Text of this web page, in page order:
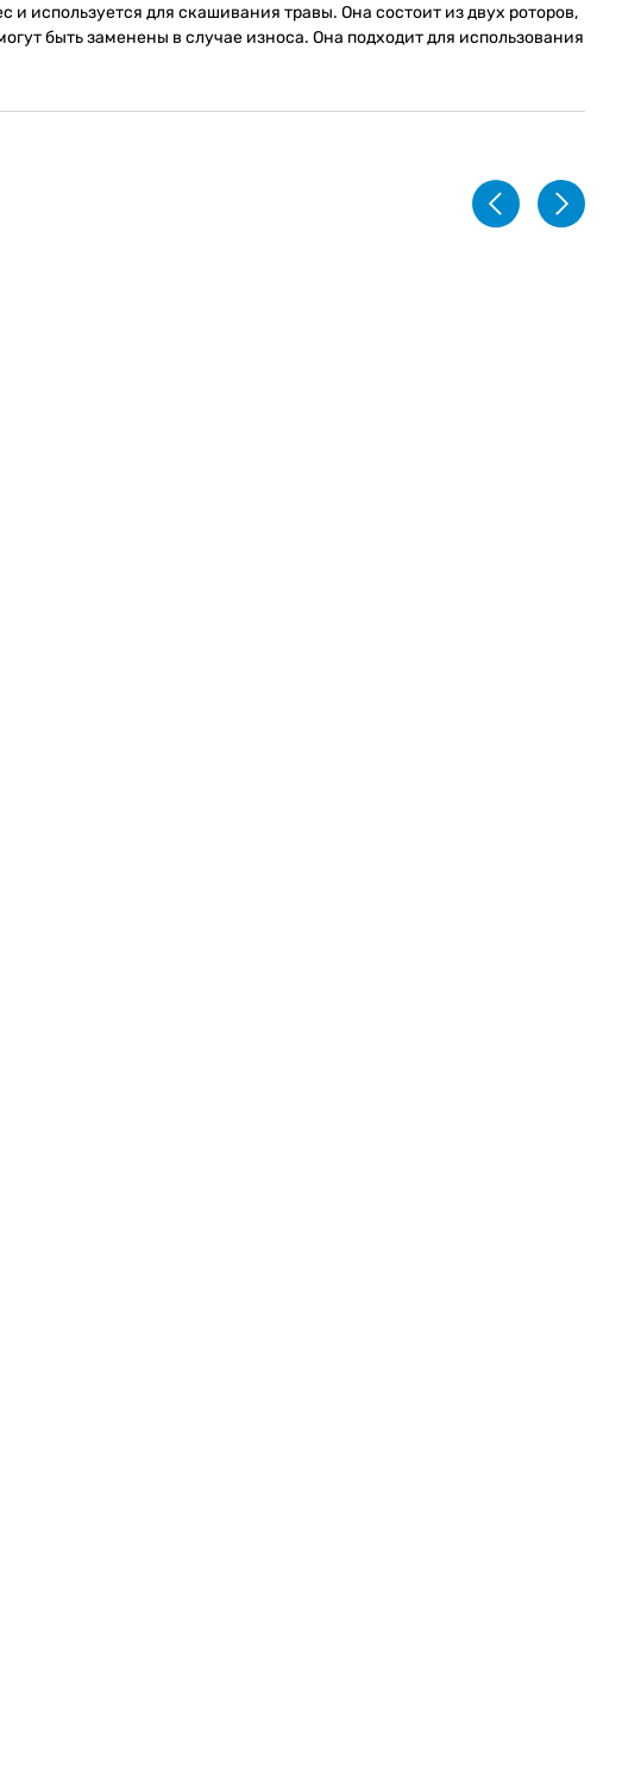
используется для скашивания травы. Она состоит из двух роторов,
быть заменены в случае износа. Она подходит для использования